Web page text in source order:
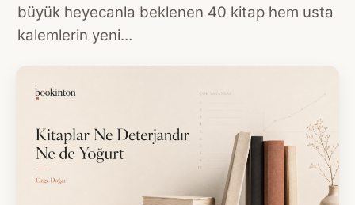
büyük heyecanla beklenen 40 kitap hem usta
kalemlerin yeni…